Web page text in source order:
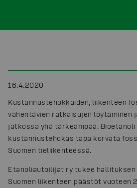
16.4.2020
Kustannustehokkaiden, liikenteen
vähentävien ratkaisujen löytäminen
jatkossa yhä tärkeämpää. Bioetanoli
kustannustehokas tapa korvata
Suomen tieliikenteessä.
Etanoliautoilijat ry tukee
Suomen liikenteen päästöt vuoteen